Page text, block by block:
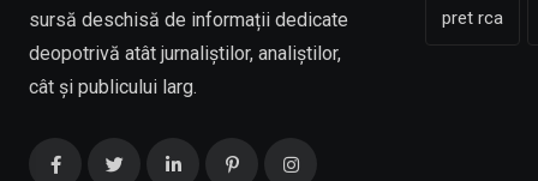
sursă deschisă de informații dedicate
deopotrivă atât jurnaliștilor, analiștilor,
cât și publicului larg.
pret rca